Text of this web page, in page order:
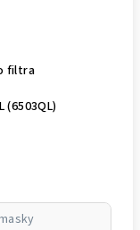
filtra
(6503QL)